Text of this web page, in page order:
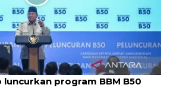
program BBM B50